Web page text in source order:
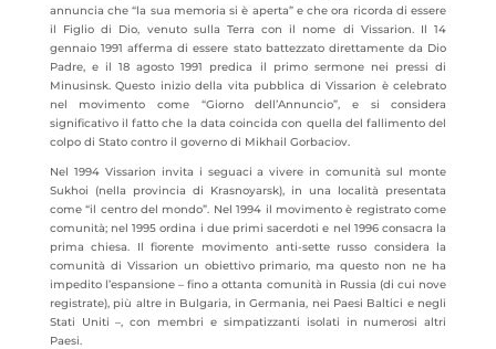
annuncia che “la sua memoria si è aperta” e che ora ricorda di essere
il Figlio di Dio, venuto sulla Terra con il nome di Vissarion. Il 14
gennaio 1991 afferma di essere stato battezzato direttamente da Dio
Padre, e il 18 agosto 1991 predica il primo sermone nei pressi di
Minusinsk. Questo inizio della vita pubblica di Vissarion è celebrato
nel movimento come “Giorno dell’Annuncio”, e si considera
significativo il fatto che la data coincida con quella del fallimento del
colpo di Stato contro il governo di Mikhail Gorbaciov.
Nel 1994 Vissarion invita i seguaci a vivere in comunità sul monte
Sukhoi (nella provincia di Krasnoyarsk), in una località presentata
come “il centro del mondo”. Nel 1994 il movimento è registrato come
comunità; nel 1995 ordina i due primi sacerdoti e nel 1996 consacra la
prima chiesa. Il fiorente movimento anti-sette russo considera la
comunità di Vissarion un obiettivo primario, ma questo non ne ha
impedito l’espansione – fino a ottanta comunità in Russia (di cui nove
registrate), più altre in Bulgaria, in Germania, nei Paesi Baltici e negli
Stati Uniti –, con membri e simpatizzanti isolati in numerosi altri
Paesi.